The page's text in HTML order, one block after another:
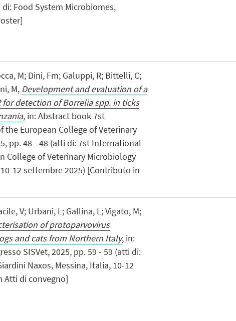
Food System Microbiomes,
M; Dini, Fm; Galuppi, R; Bittelli, C;
M, Development and evaluation of a
for detection of Borrelia spp. in ticks
, in: Abstract book 7st
European College of Veterinary
pp. 48 - 48 (atti di: 7st International
College of Veterinary Microbiology
10-12 settembre 2025) [Contributo in
V; Urbani, L; Gallina, L; Vigato, M;
of protoparvovirus
and cats from Northern Italy, in:
SISVet, 2025, pp. 59 - 59 (atti di:
Naxos, Messina, Italia, 10-12
Atti di convegno]